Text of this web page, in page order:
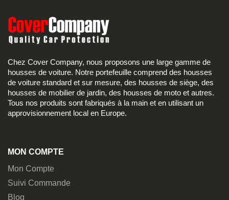
Chez Cover Company, nous proposons une large gamme de
housses de voiture. Notre portefeuille comprend des housses
de voiture standard et sur mesure, des housses de siège, des
housses de mobilier de jardin, des housses de moto et autres.
Tous nos produits sont fabriqués à la main et en utilisant un
approvisionnement local en Europe.
MON COMPTE
Mon Compte
Suivi Commande
Blog